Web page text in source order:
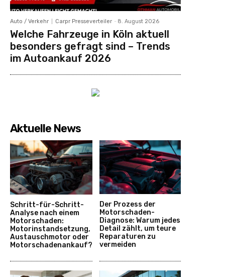
Auto / Verkehr Carpr Presseverteiler - 8. August 2026
Welche Fahrzeuge in Köln aktuell
besonders gefragt sind – Trends
im Autoankauf 2026
Aktuelle News
Schritt-für-Schritt-
Analyse nach einem
Motorschaden:
Motorinstandsetzung,
Austauschmotor oder
Motorschadenankauf?
Der Prozess der
Motorschaden-
Diagnose: Warum jedes
Detail zählt, um teure
Reparaturen zu
vermeiden